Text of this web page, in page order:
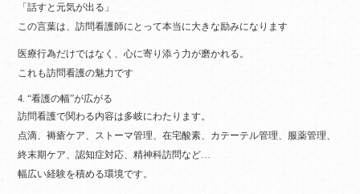
「話すと元気が出る」
この言葉は、訪問看護師にとって本当に大きな励みになります
医療行為だけではなく、心に寄り添う力が磨かれる。
これも訪問看護の魅力です
4. “看護の幅”が広がる
訪問看護で関わる内容は多岐にわたります。
点滴、褥瘡ケア、ストーマ管理、在宅酸素、カテーテル管理、服薬管理、
終末期ケア、認知症対応、精神科訪問など…
幅広い経験を積める環境です。